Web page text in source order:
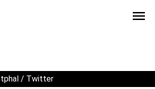
menu
/ Twitter